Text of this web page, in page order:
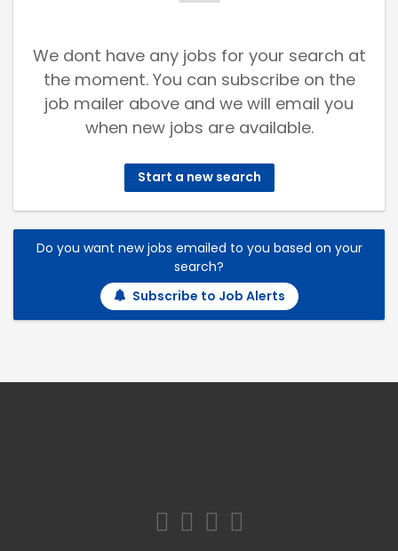
We dont have any jobs for your search at
the moment. You can subscribe on the
job mailer above and we will email you
when new jobs are available.
Start a new search
Do you want new jobs emailed to you based on your
search?
Subscribe to Job Alerts